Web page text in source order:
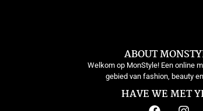
ABOUT
Welkom op MonStyle! Een online
gebied van fashion, beauty
HAVE WE MET